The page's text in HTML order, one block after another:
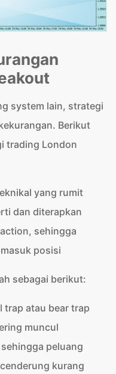
system lain, strategi
Berikut
trading London
yang rumit
dan diterapkan
sehingga
posisi
sebagai berikut:
trap atau bear trap
muncul
peluang
kurang